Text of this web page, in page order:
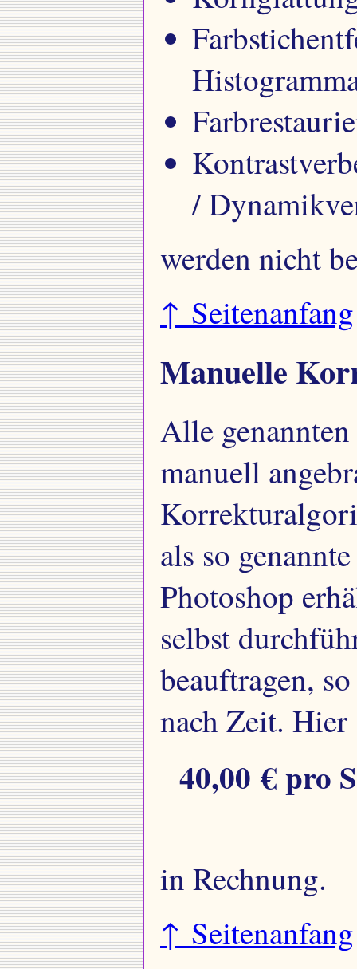
/
werden nicht
↑ Seitenanfang
Manuelle
Alle
manuell
als so
Photoshop
selbst
beauftragen,
nach Zeit. Hier
40,00 € pro
in Rechnung.
↑ Seitenanfang